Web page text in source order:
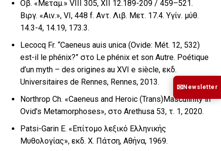
Οβ. «Μεταμ.» VIII 305, XII 12.189-209 / 459–521.
Βιργ. «Αιν.», VI, 448 f. Αντ. Λιβ. Μετ. 17.4. Υγίν. μύθ.
14.3-4, 14.19, 173.3.
Lecocq Fr. “Caeneus auis unica (Ovide: Mét. 12, 532)
est-il le phénix?” στο Le phénix et son Autre. Poétique
d’un myth – des origines au XVI e siècle, εκδ.
Universitaires de Rennes, Rennes, 2013.
Northrop Ch. «Caeneus and Heroic (Trans)Masculinity in
Ovid’s Metamorphoses», στο Arethusa 53, τ. 1, 2020.
Patsi-Garin E. «Επίτομο λεξικό Ελληνικής
Μυθολογίας», εκδ. Χ. Πάτση, Αθήνα, 1969.
✉Newsletter